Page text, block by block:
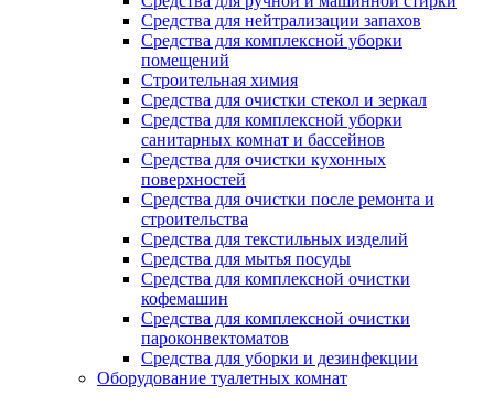
Средства для нейтрализации запахов
Средства для комплексной уборки
помещений
Строительная химия
Средства для очистки стекол и зеркал
Средства для комплексной уборки
санитарных комнат и бассейнов
Средства для очистки кухонных
поверхностей
Средства для очистки после ремонта и
строительства
Средства для текстильных изделий
Средства для мытья посуды
Средства для комплексной очистки
кофемашин
Средства для комплексной очистки
пароконвектоматов
Средства для уборки и дезинфекции
Оборудование туалетных комнат